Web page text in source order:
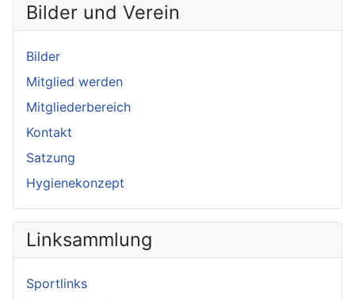
Bilder und Verein
Bilder
Mitglied werden
Mitgliederbereich
Kontakt
Satzung
Hygienekonzept
Linksammlung
Sportlinks